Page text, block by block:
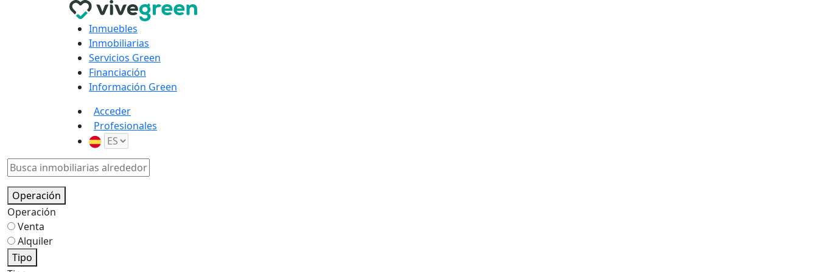
Inmuebles
Inmobiliarias
Servicios Green
Financiación
Información Green
Acceder
Profesionales
Operación
Operación
Venta
Alquiler
Tipo